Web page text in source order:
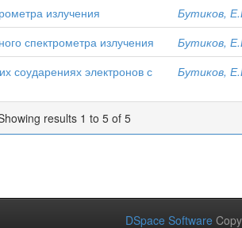
излучения Бутиков,
спектрометра излучения Бутиков,
соударениях электронов с
Бутиков,
results 1 to 5 of 5
DSpace Software